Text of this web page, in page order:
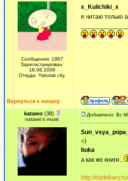
Сообщения: 1867
Зарегистрирован:
18.06.2006
Откуда: Yakutsk city.
x_Kulichiki_x
я читаю только
Вернуться к началу
katawo(38)
natawo's music
Добавлено: Вс
=)
buka
а как же книги...
http://